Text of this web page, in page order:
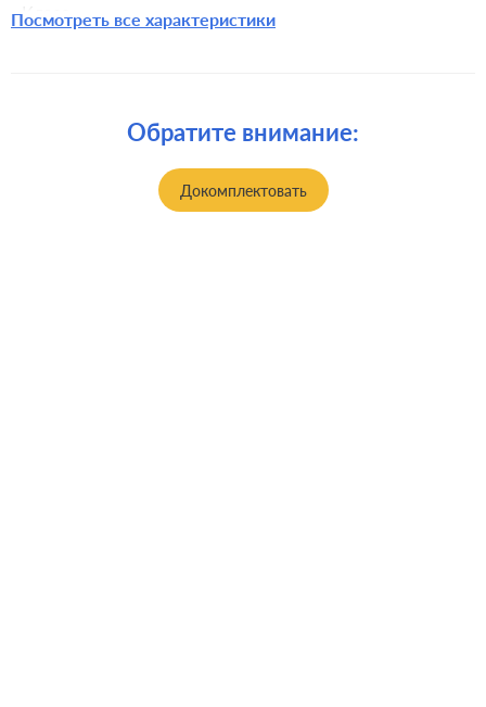
Посмотреть все характеристики
Класс
защиты:
Обратите внимание:
Докомплектовать